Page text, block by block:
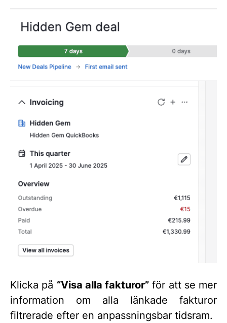
Klicka på “Visa alla fakturor” för att se mer
information om alla länkade fakturor
filtrerade efter en anpassningsbar tidsram.